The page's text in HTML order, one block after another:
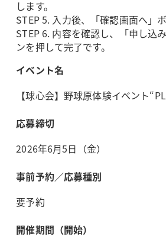
します。
STEP 5. 入力後、「確認画面へ」
STEP 6. 内容を確認し、「申し込
ンを押して完了です。
イベント名
【球心会】野球原体験イベント
応募締切
2026年6月5日（金）
事前予約／応募種別
要予約
開催期間（開始）